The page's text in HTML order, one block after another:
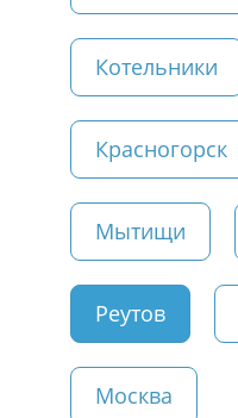
Котельники
Красногорск
Мытищи
Реутов
Москва